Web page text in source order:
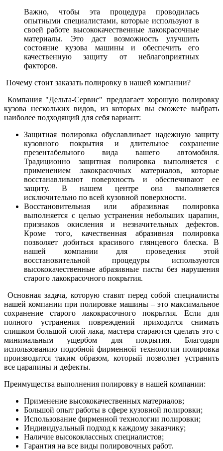
Важно, чтобы эта процедура проводилась
опытными специалистами, которые используют в
своей работе высококачественные лакокрасочные
материалы. Это даст возможность улучшить
состояние кузова машины и обеспечить его
качественную защиту от неблагоприятных
факторов.
Почему стоит заказать полировку в нашей компании?
Компания "Дельта-Сервис" предлагает хорошую полировку
кузова нескольких видов, из которых вы сможете выбрать
наиболее подходящий для себя вариант:
Защитная полировка обуславливает надежную защиту
кузовного покрытия и длительное сохранение
презентабельного вида вашего автомобиля.
Традиционно защитная полировка выполняется с
применением лакокрасочных материалов, которые
восстанавливают поверхность и обеспечивают ее
защиту. В нашем центре она выполняется
исключительно по всей кузовной поверхности.
Восстановительная или абразивная полировка
выполняется с целью устранения небольших царапин,
признаков окисления и незначительных дефектов.
Кроме того, качественная абразивная полировка
позволяет добиться красивого глянцевого блеска. В
нашей компании для проведения этой
восстановительной процедуры используются
высококачественные абразивные пасты без нарушения
старого лакокрасочного покрытия.
Основная задача, которую ставят перед собой специалисты
нашей компании при полировке машины – это максимальное
сохранение старого лакокрасочного покрытия. Если для
полного устранения повреждений приходится снимать
слишком большой слой лака, мастера стараются сделать это с
минимальным ущербом для покрытия. Благодаря
использованию подобной фирменной технологии полировка
производится таким образом, который позволяет устранить
все царапины и дефекты.
Преимущества выполнения полировку в нашей компании:
Применение высококачественных материалов;
Большой опыт работы в сфере кузовной полировки;
Использование фирменной технологии полировки;
Индивидуальный подход к каждому заказчику;
Наличие высококлассных специалистов;
Гарантия на все виды полировочных работ.